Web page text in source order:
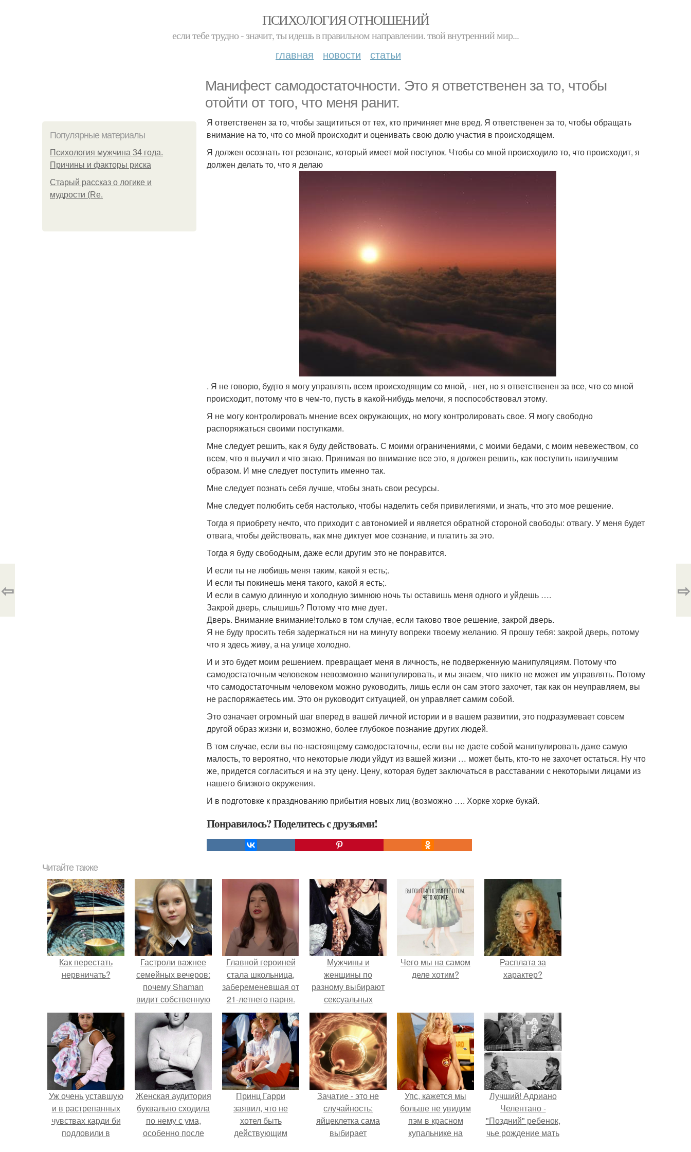
ПСИХОЛОГИЯ ОТНОШЕНИЙ
если тебе трудно - значит, ты идешь в правильном направлении. твой внутренний мир...
главная новости статьи
Манифест самодостаточности. Это я ответственен за то, чтобы
отойти от того, что меня ранит.
Популярные материалы
Психология мужчина 34 года.
Причины и факторы риска
Старый рассказ о логике и
мудрости (Re.
Я ответственен за то, чтобы защититься от тех, кто причиняет мне вред. Я ответственен за то, чтобы обращать
внимание на то, что со мной происходит и оценивать свою долю участия в происходящем.
Я должен осознать тот резонанс, который имеет мой поступок. Чтобы со мной происходило то, что происходит, я
должен делать то, что я делаю
. Я не говорю, будто я могу управлять всем происходящим со мной, - нет, но я ответственен за все, что со мной
происходит, потому что в чем-то, пусть в какой-нибудь мелочи, я поспособствовал этому.
Я не могу контролировать мнение всех окружающих, но могу контролировать свое. Я могу свободно
распоряжаться своими поступками.
Мне следует решить, как я буду действовать. С моими ограничениями, с моими бедами, с моим невежеством, со
всем, что я выучил и что знаю. Принимая во внимание все это, я должен решить, как поступить наилучшим
образом. И мне следует поступить именно так.
Мне следует познать себя лучше, чтобы знать свои ресурсы.
Мне следует полюбить себя настолько, чтобы наделить себя привилегиями, и знать, что это мое решение.
Тогда я приобрету нечто, что приходит с автономией и является обратной стороной свободы: отвагу. У меня будет
отвага, чтобы действовать, как мне диктует мое сознание, и платить за это.
Тогда я буду свободным, даже если другим это не понравится.
И если ты не любишь меня таким, какой я есть;.
И если ты покинешь меня такого, какой я есть;.
И если в самую длинную и холодную зимнюю ночь ты оставишь меня одного и уйдешь ….
Закрой дверь, слышишь? Потому что мне дует.
Дверь. Внимание внимание!только в том случае, если таково твое решение, закрой дверь.
Я не буду просить тебя задержаться ни на минуту вопреки твоему желанию. Я прошу тебя: закрой дверь, потому
что я здесь живу, а на улице холодно.
И и это будет моим решением. превращает меня в личность, не подверженную манипуляциям. Потому что
самодостаточным человеком невозможно манипулировать, и мы знаем, что никто не может им управлять. Потому
что самодостаточным человеком можно руководить, лишь если он сам этого захочет, так как он неуправляем, вы
не распоряжаетесь им. Это он руководит ситуацией, он управляет самим собой.
Это означает огромный шаг вперед в вашей личной истории и в вашем развитии, это подразумевает совсем
другой образ жизни и, возможно, более глубокое познание других людей.
В том случае, если вы по-настоящему самодостаточны, если вы не даете собой манипулировать даже самую
малость, то вероятно, что некоторые люди уйдут из вашей жизни … может быть, кто-то не захочет остаться. Ну что
же, придется согласиться и на эту цену. Цену, которая будет заключаться в расставании с некоторыми лицами из
нашего близкого окружения.
И в подготовке к празднованию прибытия новых лиц (возможно …. Хорке хорке букай.
Понравилось? Поделитесь с друзьями!
⇦ ⇨
Читайте также
Как перестать
нервничать?
Гастроли важнее
семейных вечеров:
почему Shaman
видит собственную
дочь чаще на
экране, чем
вживую.
Главной героиней
стала школьница,
забеременевшая от
21-летнего парня.
Мужчины и
женщины по
разному выбирают
сексуальных
партнеров.
Чего мы на самом
деле хотим?
Расплата за
характер?
Уж очень уставшую
и в растрепанных
чувствах карди би
подловили в
Женская аудитория
буквально сходила
по нему с ума,
особенно после
Принц Гарри
заявил, что не
хотел быть
действующим
Зачатие - это не
случайность:
яйцеклетка сама
выбирает
Упс, кажется мы
больше не увидим
пэм в красном
купальнике на
Лучший! Адриано
Челентано -
"Поздний" ребенок,
чье рождение мать